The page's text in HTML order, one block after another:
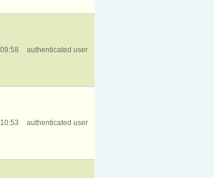
authenticated user
authenticated user